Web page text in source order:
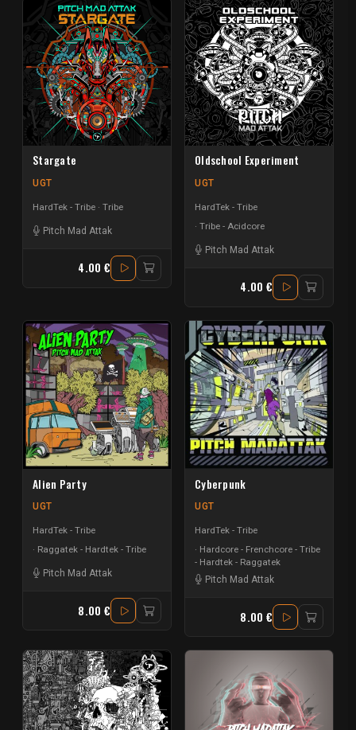
Stargate
UGT
HardTek - Tribe Tribe
Pitch Mad Attak
4.00 €
Oldschool Experiment
UGT
HardTek - Tribe
Tribe - Acidcore
Pitch Mad Attak
4.00 €
Alien Party
UGT
HardTek - Tribe
Raggatek - Hardtek - Tribe
Pitch Mad Attak
8.00 €
Cyberpunk
UGT
HardTek - Tribe
Hardcore - Frenchcore - Tribe
- Hardtek - Raggatek
Pitch Mad Attak
8.00 €